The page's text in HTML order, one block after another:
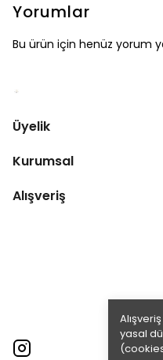
yasal
Yorumlar
Bu ürün için henüz yorum
Üyelik
Kurumsal
Alışveriş